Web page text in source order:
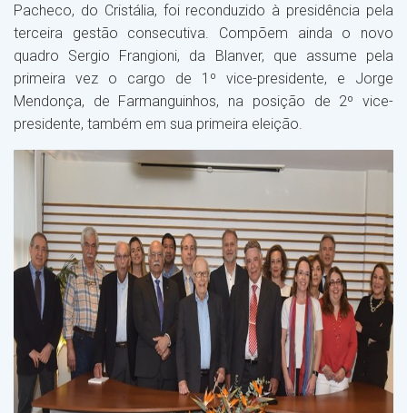
Pacheco, do Cristália, foi reconduzido à presidência pela
terceira gestão consecutiva. Compõem ainda o novo
quadro Sergio Frangioni, da Blanver, que assume pela
primeira vez o cargo de 1º vice-presidente, e Jorge
Mendonça, de Farmanguinhos, na posição de 2º vice-
presidente, também em sua primeira eleição.